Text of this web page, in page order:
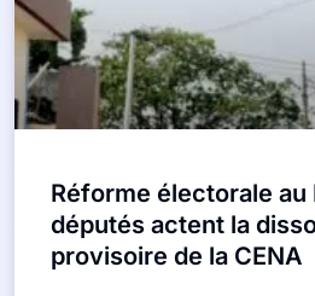
Réforme électorale au
députés actent la
provisoire de la CENA